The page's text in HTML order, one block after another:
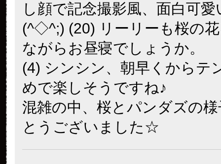
し顔で記念撮影風、面白可
(^◇^;) (20) リーリーも桜の
ながらお昼寝でしょうか。
(4) シンシン、朝早くからテ
めで楽しそうですね♪
混雑の中、桜とパンダズの
とうございました☆